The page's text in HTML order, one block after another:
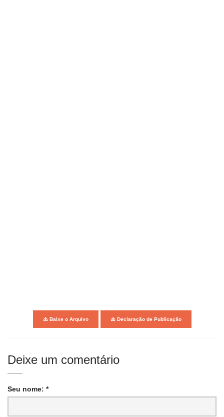
Baixe o Arquivo Declaração de Publicação
Deixe um comentário
Seu nome: *